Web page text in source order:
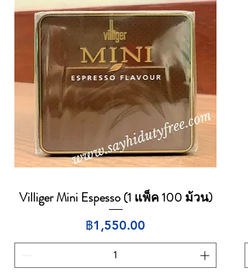
ดูข้อมูลด่วน
Villiger Mini Espesso (1 แพ็ค 100 ม้วน)
ราคา
฿1,550.00